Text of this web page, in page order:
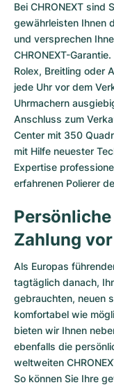
Bei CHRONEXT sind
gewährleisten Ihnen
und versprechen
CHRONEXT-
Rolex, Breitling oder
jede Uhr vor dem
Uhrmachern
Anschluss zum
Center mit 350
mit Hilfe neuester
Expertise
erfahrenen Polierer
Zahlung
Als Europas
tagtäglich danach,
gebrauchten, neuen
komfortabel wie
bieten wir Ihnen
ebenfalls die
weltweiten
So können Sie Ihre